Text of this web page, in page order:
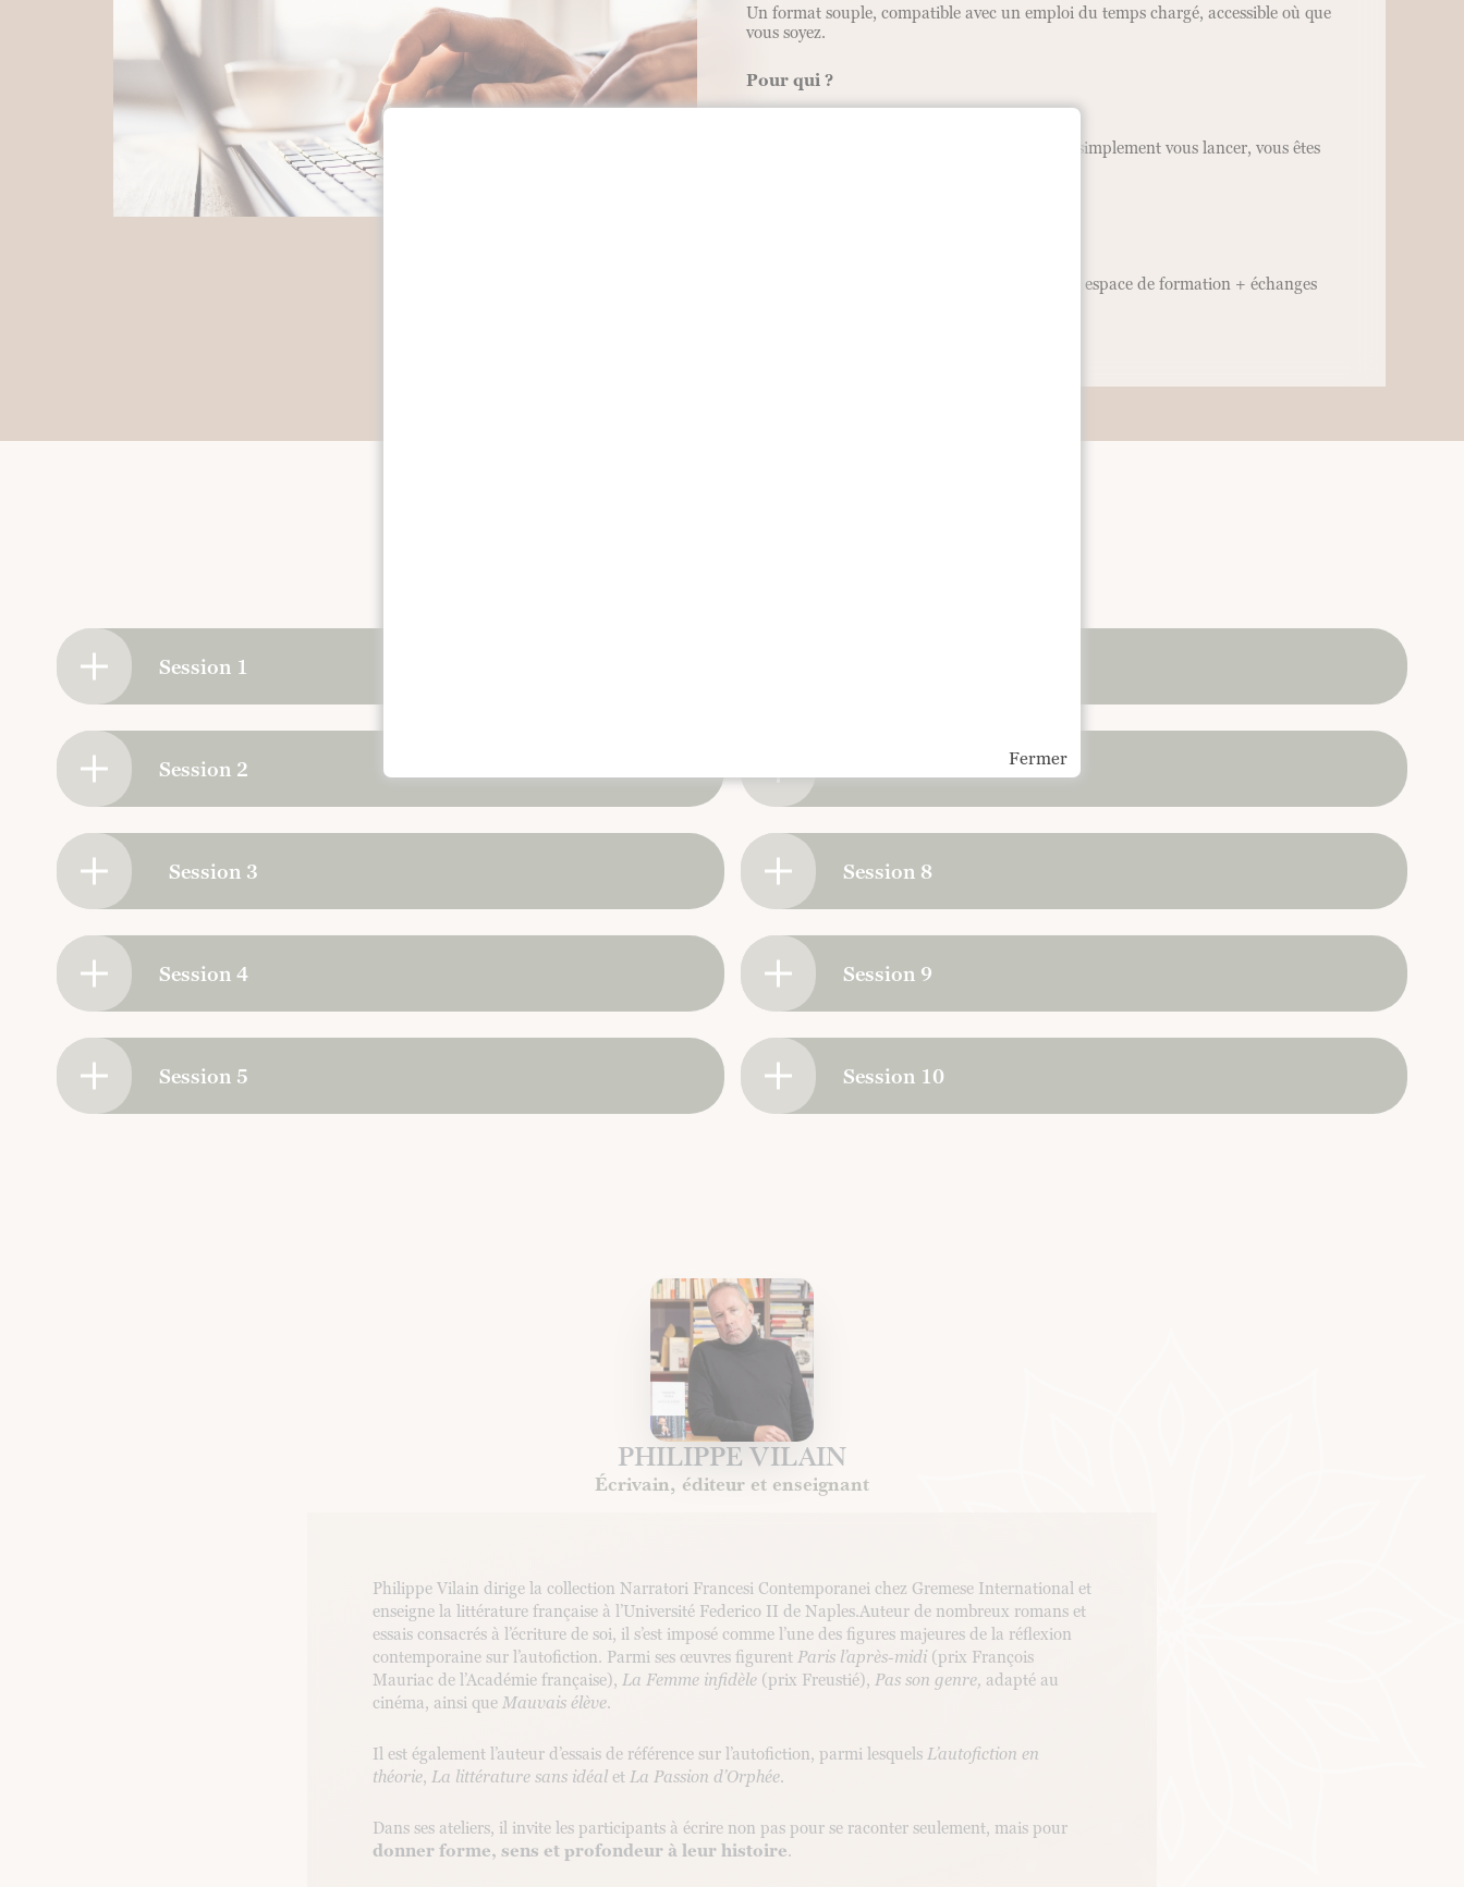
Un format souple, compatible avec un emploi du temps chargé, accessible où que
vous soyez.
Pour qui ?
Que vous écriviez déjà ou que vous souhaitiez simplement vous lancer, vous êtes
Format : 100 % en ligne (à travers votre espace de formation + échanges
Session 1
Session 2
Session 3
Session 4
Session 5
Session 8
Session 9
Session 10
PHILIPPE VILAIN
Écrivain, éditeur et enseignant
Philippe Vilain dirige la collection Narratori Francesi Contemporanei chez Gremese International et
enseigne la littérature française à l’Université Federico II de Naples.Auteur de nombreux romans et
essais consacrés à l’écriture de soi, il s’est imposé comme l’une des figures majeures de la réflexion
contemporaine sur l’autofiction. Parmi ses œuvres figurent Paris l’après-midi (prix François
Mauriac de l’Académie française), La Femme infidèle (prix Freustié), Pas son genre, adapté au
cinéma, ainsi que Mauvais élève.
Il est également l’auteur d’essais de référence sur l’autofiction, parmi lesquels L’autofiction en
théorie, La littérature sans idéal et La Passion d’Orphée.
Dans ses ateliers, il invite les participants à écrire non pas pour se raconter seulement, mais pour
donner forme, sens et profondeur à leur histoire.
Fermer